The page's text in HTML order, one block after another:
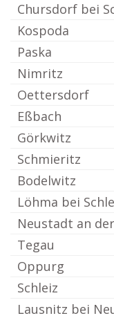
Chursdorf bei
Kospoda
Paska
Nimritz
Oettersdorf
Eßbach
Görkwitz
Schmieritz
Bodelwitz
Löhma bei
Neustadt an
Tegau
Oppurg
Schleiz
Lausnitz bei